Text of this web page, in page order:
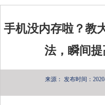
手机没内存啦？教
法，瞬间提
来源： 发布时间：